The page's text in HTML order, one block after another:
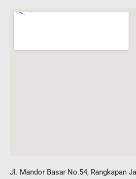
Jl. Mandor Basar No.54, Rangkapan